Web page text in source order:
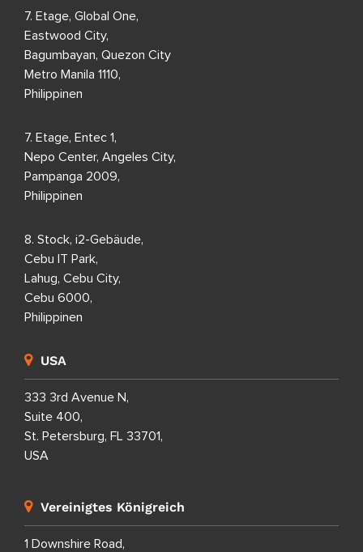
7. Etage, Global One,
Eastwood City,
Bagumbayan, Quezon City
Metro Manila 1110,
Philippinen
7. Etage, Entec 1,
Nepo Center, Angeles City,
Pampanga 2009,
Philippinen
8. Stock, i2-Gebäude,
Cebu IT Park,
Lahug, Cebu City,
Cebu 6000,
Philippinen
USA
333 3rd Avenue N,
Suite 400,
St. Petersburg, FL 33701,
USA
Vereinigtes Königreich
1 Downshire Road,